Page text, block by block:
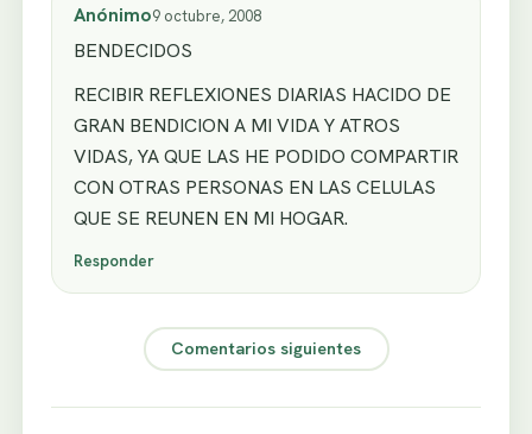
Anónimo9 octubre, 2008
BENDECIDOS
RECIBIR REFLEXIONES DIARIAS HACIDO DE
GRAN BENDICION A MI VIDA Y ATROS
VIDAS, YA QUE LAS HE PODIDO COMPARTIR
CON OTRAS PERSONAS EN LAS CELULAS
QUE SE REUNEN EN MI HOGAR.
Responder
Comentarios siguientes